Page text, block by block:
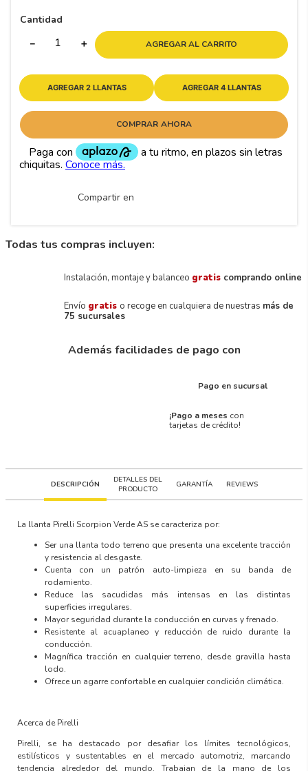
Cantidad
＋
－ AGREGAR AL CARRITO
AGREGAR 2 LLANTAS AGREGAR 4 LLANTAS
COMPRAR AHORA
Compartir en
Todas tus compras incluyen:
Instalación, montaje y balanceo gratis comprando online
Envío gratis o recoge en cualquiera de nuestras más de
75 sucursales
Además facilidades de pago con
Pago en sucursal
¡Pago a meses con
tarjetas de crédito!
DESCRIPCIÓN
DETALLES DEL
PRODUCTO
GARANTÍA REVIEWS
La llanta Pirelli Scorpion Verde AS se caracteriza por:
Ser una llanta todo terreno que presenta una excelente tracción
y resistencia al desgaste.
Cuenta con un patrón auto-limpieza en su banda de
rodamiento.
Reduce las sacudidas más intensas en las distintas
superficies irregulares.
Mayor seguridad durante la conducción en curvas y frenado.
Resistente al acuaplaneo y reducción de ruido durante la
conducción.
Magnífica tracción en cualquier terreno, desde gravilla hasta
lodo.
Ofrece un agarre confortable en cualquier condición climática.
Acerca de Pirelli
Pirelli, se ha destacado por desafiar los límites tecnológicos,
estilísticos y sustentables en el mercado automotriz, marcando
tendencia alrededor del mundo. Trabajan de la mano de los